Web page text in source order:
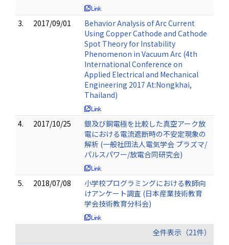
3. 2017/09/01
Behavior Analysis of Arc Current
Using Copper Cathode and Cathode
Spot Theory for Instability
Phenomenon in Vacuum Arc (4th
International Conference on
Applied Electrical and Mechanical
Engineering 2017 At:Nongkhai,
Thailand)
4. 2017/10/25
銀及び銅電極を比較した真空アーク放
電における電流遮断時の不安定現象の
解析 (一般社団法人電気学会 プラズマ/
パルスパワー/放電合同研究会)
5. 2018/07/08
小学校プログラミングにおける教師向
けアンケート調査 (日本産業技術教育
学会技術教育分科会)
全件表示（21件）